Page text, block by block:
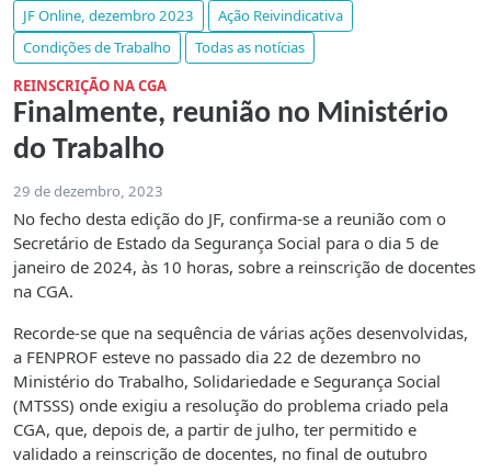
JF Online, dezembro 2023
Ação Reivindicativa
Condições de Trabalho
Todas as notícias
REINSCRIÇÃO NA CGA
Finalmente, reunião no Ministério
do Trabalho
29 de dezembro, 2023
No fecho desta edição do JF, confirma-se a reunião com o
Secretário de Estado da Segurança Social para o dia 5 de
janeiro de 2024, às 10 horas, sobre a reinscrição de docentes
na CGA.
Recorde-se que na sequência de várias ações desenvolvidas,
a FENPROF esteve no passado dia 22 de dezembro no
Ministério do Trabalho, Solidariedade e Segurança Social
(MTSSS) onde exigiu a resolução do problema criado pela
CGA, que, depois de, a partir de julho, ter permitido e
validado a reinscrição de docentes, no final de outubro